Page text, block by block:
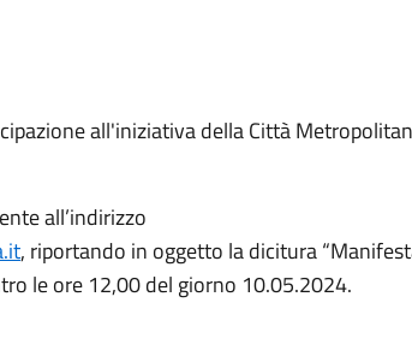
all'iniziativa della Città
all’indirizzo
, riportando in oggetto la dicitura
le ore 12,00 del giorno 10.05.2024.